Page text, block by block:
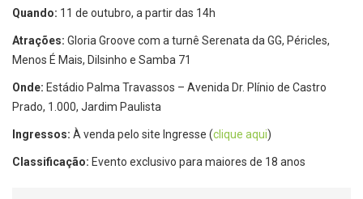
Quando: 11 de outubro, a partir das 14h
Atrações: Gloria Groove com a turnê Serenata da GG, Péricles,
Menos É Mais, Dilsinho e Samba 71
Onde: Estádio Palma Travassos – Avenida Dr. Plínio de Castro
Prado, 1.000, Jardim Paulista
Ingressos: À venda pelo site Ingresse (clique aqui)
Classificação: Evento exclusivo para maiores de 18 anos